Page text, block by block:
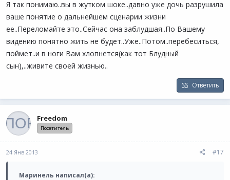
Я так понимаю..вы в жутком шоке..давно уже дочь разрушила
ваше понятие о дальнейшем сценарии жизни
ее..Переломайте это..Сейчас она заблудшая..По Вашему
видению понятно жить не будет..Уже..Потом..перебеситься,
поймет..и в ноги Вам хлопнется(как тот Блудный
сын),..живите своей жизнью..
Ответить
Freedom
Посетитель
24 Янв 2013 #17
Маринель написал(а):